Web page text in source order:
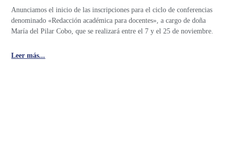
Anunciamos el inicio de las inscripciones para el ciclo de conferencias
denominado «Redacción académica para docentes», a cargo de doña
María del Pilar Cobo, que se realizará entre el 7 y el 25 de noviembre.
Leer más...